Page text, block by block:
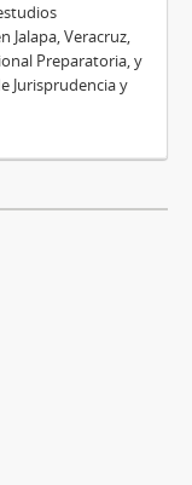
Jalapa, Veracruz,
Preparatoria, y
Jurisprudencia y